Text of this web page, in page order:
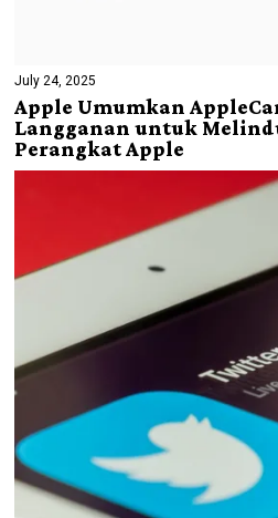
July 24, 2025
Apple Umumkan
Langganan untuk
Perangkat Apple